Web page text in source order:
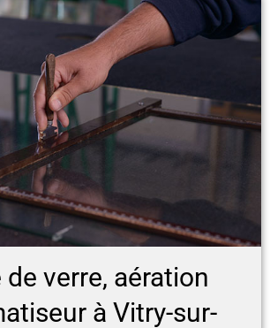
verre, aération
à Vitry-sur-